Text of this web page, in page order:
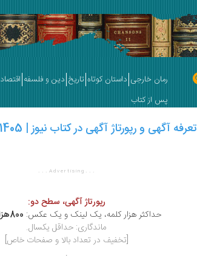
رمان خارجی داستان کوتاه تاریخ دین و فلسفه اقتصاد
پس از کتاب
تعرفه آگهی و رپورتاژ آگهی در کتاب نیوز | 1405
.
. .
A d v e r t i s i n g
. . .
رپورتاژ آگهی، سطح دو:
حداکثر هزار کلمه، یک لینک و یک عکس: 800هزار تومان.
ماندگاری: حداقل یکسال.
[تخفیف در تعداد بالا و صفحات خاص]
.